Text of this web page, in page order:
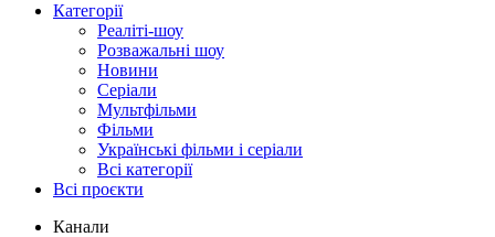
Категорії
Реаліті-шоу
Розважальні шоу
Новини
Серіали
Мультфільми
Фільми
Українські фільми і серіали
Всі категорії
Всі проєкти
Канали